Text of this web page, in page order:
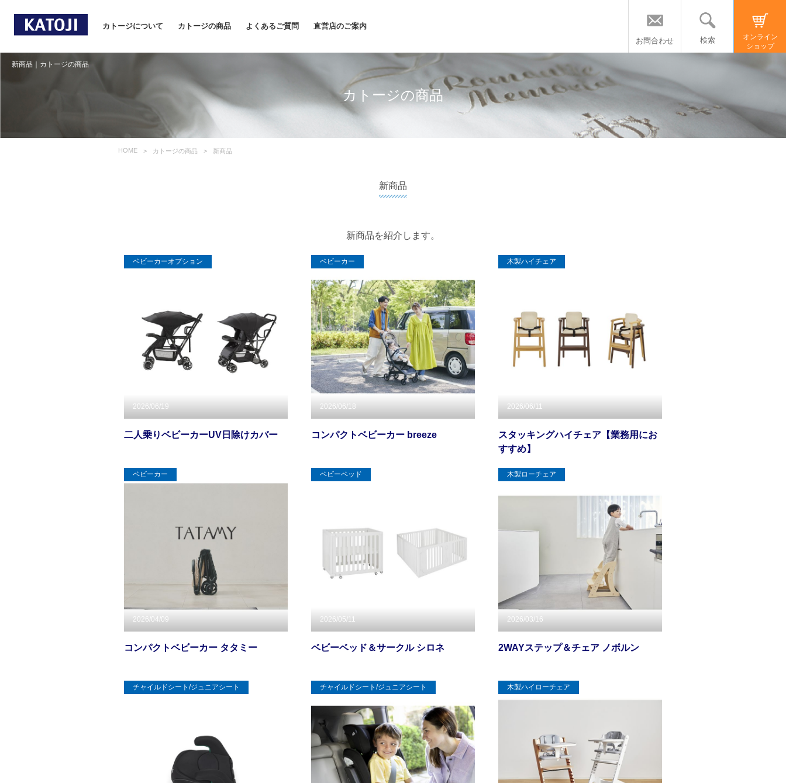
カトージについて カトージの商品 よくあるご質問
直営店のご案内
お問合わせ
検索
オンライン
ショップ
新商品｜カトージの商品
カトージの商品
HOME カトージの商品 新商品
新商品
新商品を紹介します。
ベビーカーオプション
2026/06/19
二人乗りベビーカーUV日除けカバー
ベビーカー
2026/06/18
コンパクトベビーカー breeze
木製ハイチェア
2026/06/11
スタッキングハイチェア【業務用にお
すすめ】
ベビーカー
2026/04/09
コンパクトベビーカー タタミー
ベビーベッド
2026/05/11
ベビーベッド＆サークル シロネ
木製ローチェア
2026/03/16
2WAYステップ＆チェア ノボルン
チャイルドシート/ジュニアシート チャイルドシート/ジュニアシート 木製ハイローチェア